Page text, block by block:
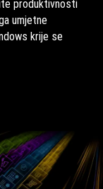
produktivnosti
umjetne
krije se